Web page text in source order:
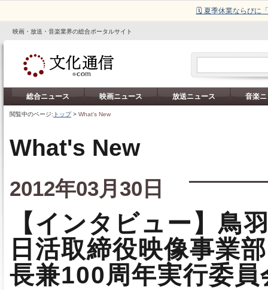
🗓️ 夏季休業ならびに
映画・放送・音楽業界の総合ポータルサイト
総合ニュース 映画ニュース 放送ニュース 音楽
閲覧中のページ: トップ> What's New
What's New
2012年03月30日
【インタビュー】鳥
日活取締役映像事業
長兼100周年実行委員